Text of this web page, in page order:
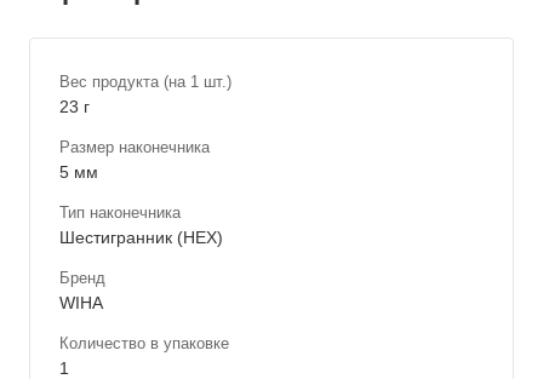
Вес продукта (на 1 шт.)
23 г
Размер наконечника
5 мм
Тип наконечника
Шестигранник (HEX)
Бренд
WIHA
Количество в упаковке
1